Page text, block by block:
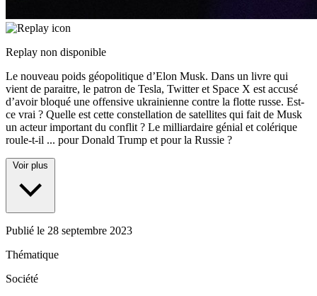
Replay non disponible
Le nouveau poids géopolitique d’Elon Musk. Dans un livre qui
vient de paraitre, le patron de Tesla, Twitter et Space X est accusé
d’avoir bloqué une offensive ukrainienne contre la flotte russe. Est-
ce vrai ? Quelle est cette constellation de satellites qui fait de Musk
un acteur important du conflit ? Le milliardaire génial et colérique
roule-t-il ... pour Donald Trump et pour la Russie ?
Voir plus
Publié le 28 septembre 2023
Thématique
Société